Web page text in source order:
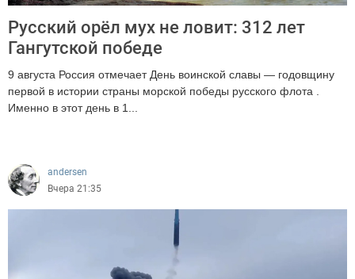
Русский орёл мух не ловит: 312 лет
Гангутской победе
9 августа Россия отмечает День воинской славы — годовщину
первой в истории страны морской победы русского флота .
Именно в этот день в 1...
andersen
Вчера 21:35